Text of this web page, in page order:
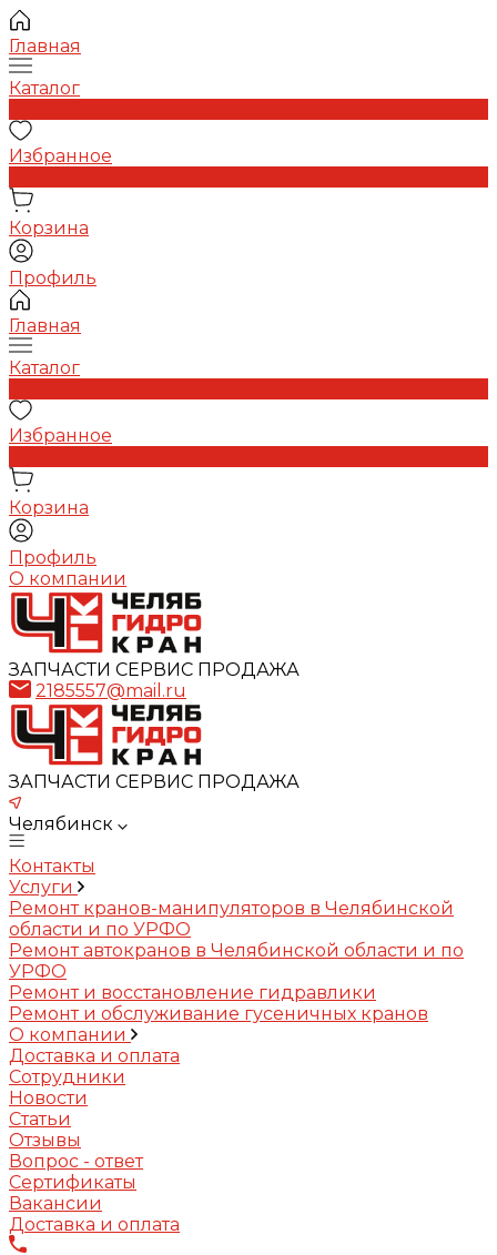
Главная
Каталог
Избранное
Корзина
Профиль
Главная
Каталог
Избранное
Корзина
Профиль
О компании
ЗАПЧАСТИ СЕРВИС ПРОДАЖА
2185557@mail.ru
ЗАПЧАСТИ СЕРВИС ПРОДАЖА
Челябинск
Контакты
Услуги
Ремонт кранов-манипуляторов в Челябинской
области и по УРФО
Ремонт автокранов в Челябинской области и по
УРФО
Ремонт и восстановление гидравлики
Ремонт и обслуживание гусеничных кранов
О компании
Доставка и оплата
Сотрудники
Новости
Статьи
Отзывы
Вопрос - ответ
Сертификаты
Вакансии
Доставка и оплата